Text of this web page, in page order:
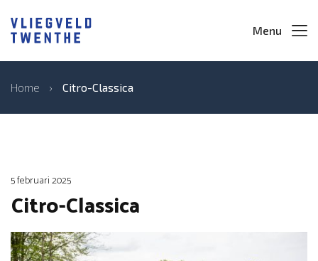
Menu
Home › Citro-Classica
5 februari 2025
Citro-Classica